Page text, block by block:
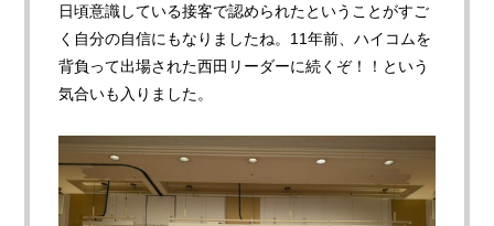
日頃意識している接客で認められたということがすご
く自分の自信にもなりましたね。11年前、ハイコムを
背負って出場された西田リーダーに続くぞ！！という
気合いも入りました。